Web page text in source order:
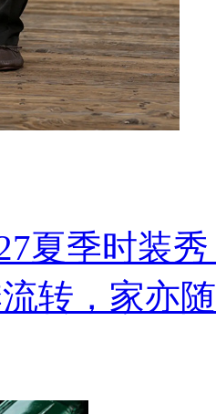
夏季时装
转，家亦